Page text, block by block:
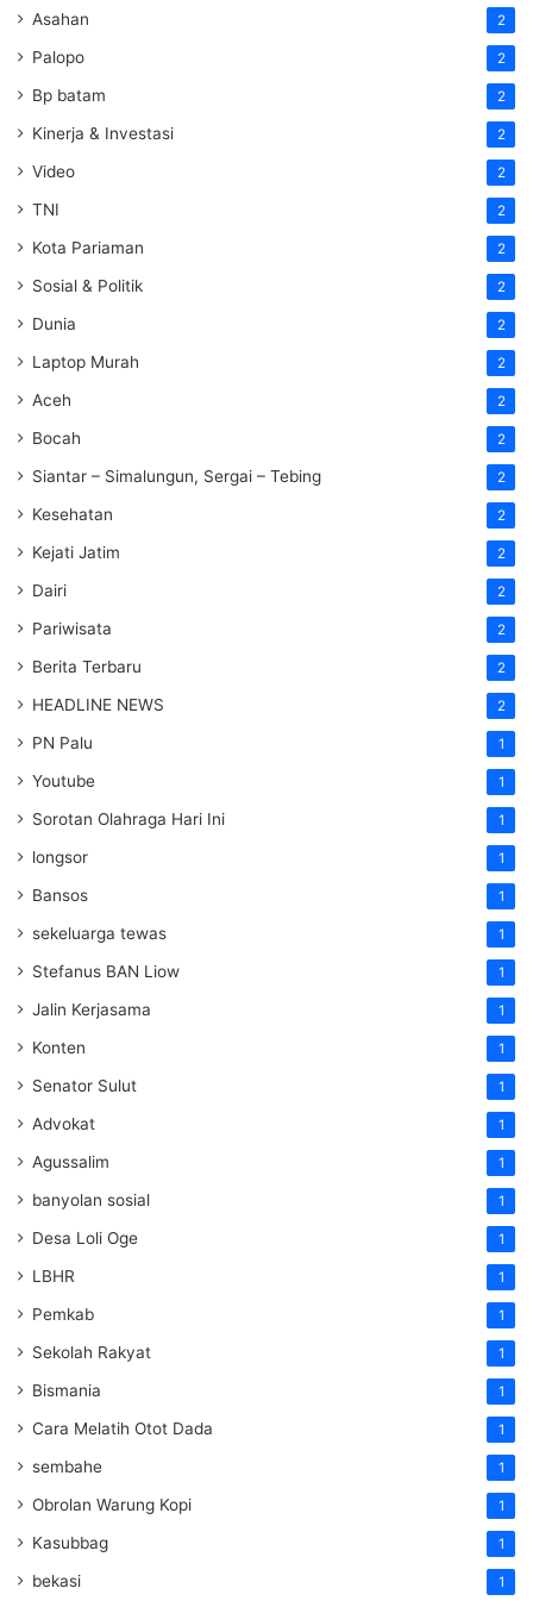
Asahan 2
Palopo 2
Bp batam 2
Kinerja & Investasi 2
Video 2
TNI 2
Kota Pariaman 2
Sosial & Politik 2
Dunia 2
Laptop Murah 2
Aceh 2
Bocah 2
Siantar – Simalungun, Sergai – Tebing 2
Kesehatan 2
Kejati Jatim 2
Dairi 2
Pariwisata 2
Berita Terbaru 2
HEADLINE NEWS 2
PN Palu 1
Youtube 1
Sorotan Olahraga Hari Ini 1
longsor 1
Bansos 1
sekeluarga tewas 1
Stefanus BAN Liow 1
Jalin Kerjasama 1
Konten 1
Senator Sulut 1
Advokat 1
Agussalim 1
banyolan sosial 1
Desa Loli Oge 1
LBHR 1
Pemkab 1
Sekolah Rakyat 1
Bismania 1
Cara Melatih Otot Dada 1
sembahe 1
Obrolan Warung Kopi 1
Kasubbag 1
bekasi 1